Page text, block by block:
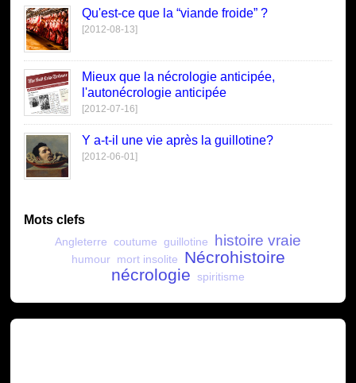
Qu'est-ce que la “viande froide” ?
[2012-08-13]
Mieux que la nécrologie anticipée,
l'autonécrologie anticipée
[2012-07-16]
Y a-t-il une vie après la guillotine?
[2012-06-01]
Mots clefs
Angleterre coutume guillotine histoire vraie
humour mort insolite
Nécrohistoire
nécrologie spiritisme